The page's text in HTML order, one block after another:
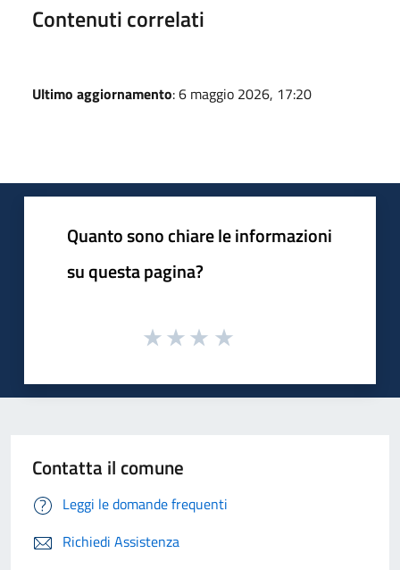
Contenuti correlati
Ultimo aggiornamento: 6 maggio 2026, 17:20
Quanto sono chiare le informazioni
su questa pagina?
Contatta il comune
Leggi le domande frequenti
Richiedi Assistenza